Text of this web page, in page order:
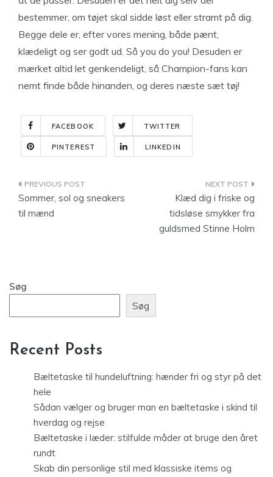
bestemmer, om tøjet skal sidde løst eller stramt på dig.
Begge dele er, efter vores mening, både pænt,
klædeligt og ser godt ud. Så you do you! Desuden er
mærket altid let genkendeligt, så Champion-fans kan
nemt finde både hinanden, og deres næste sæt tøj!
FACEBOOK TWITTER
PINTEREST LINKEDIN
Indlægsnavigation
Sommer, sol og sneakers
til mænd
Klæd dig i friske og
tidsløse smykker fra
guldsmed Stinne Holm
Søg
Søg
Recent Posts
Bæltetaske til hundeluftning: hænder fri og styr på det
hele
Sådan vælger og bruger man en bæltetaske i skind til
hverdag og rejse
Bæltetaske i læder: stilfulde måder at bruge den året
rundt
Skab din personlige stil med klassiske items og